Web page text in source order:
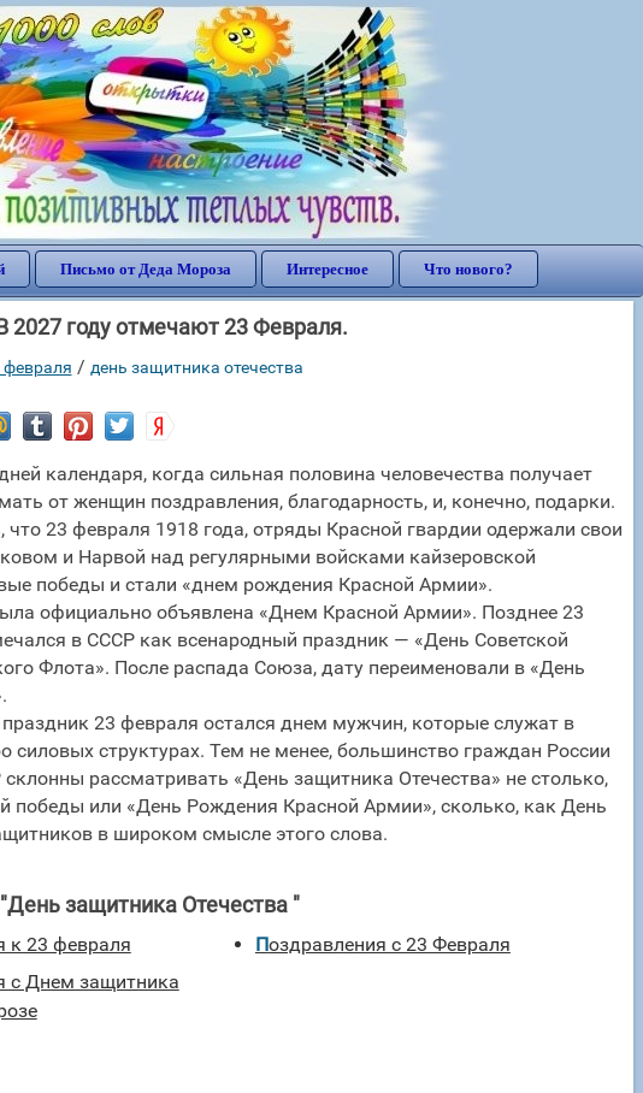
Письмо от Деда Мороза Интересное Что нового?
2027 году отмечают 23 Февраля.
февраля / день защитника отечества
календаря, когда сильная половина человечества получает
от женщин поздравления, благодарность, и, конечно, подарки.
что 23 февраля 1918 года, отряды Красной гвардии одержали свои
и Нарвой над регулярными войсками кайзеровской
победы и стали «днем рождения Красной Армии».
официально объявлена «Днем Красной Армии». Позднее 23
в СССР как всенародный праздник — «День Советской
Флота». После распада Союза, дату переименовали в «День
23 февраля остался днем мужчин, которые служат в
силовых структурах. Тем не менее, большинство граждан России
рассматривать «День защитника Отечества» не столько,
победы или «День Рождения Красной Армии», сколько, как День
в широком смысле этого слова.
защитника Отечества "
к 23 февраля
Поздравления с 23 Февраля